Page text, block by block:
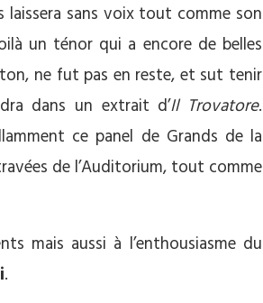
sans voix tout comme son
un ténor qui a encore de belles
ne fut pas en reste, et sut tenir
dans un extrait d’Il Trovatore.
ce panel de Grands de la
de l’Auditorium, tout comme
mais aussi à l’enthousiasme du
.